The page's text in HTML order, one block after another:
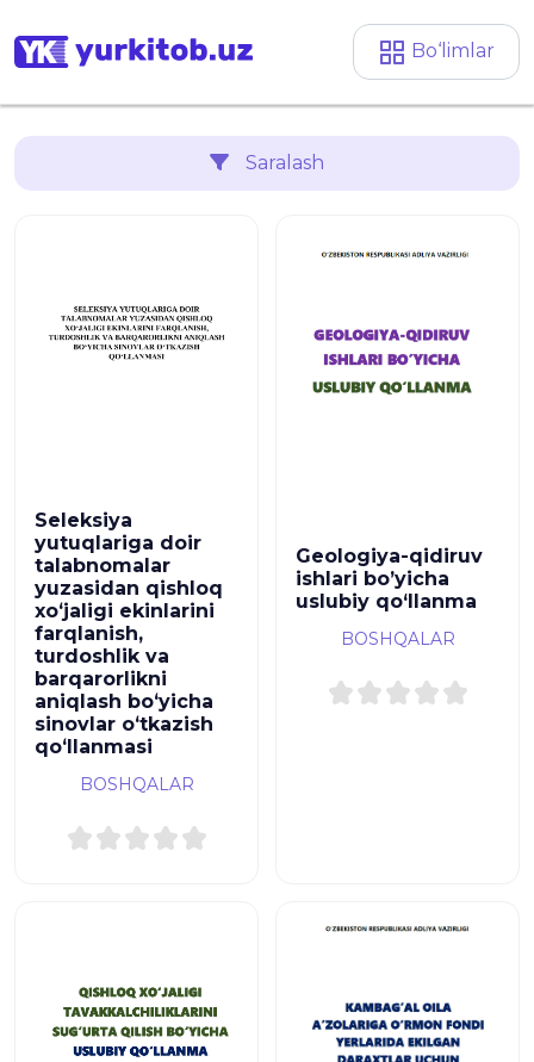
Bo‘limlar
Saralash
Seleksiya
yutuqlariga doir
talabnomalar
yuzasidan qishloq
xoʻjaligi ekinlarini
farqlanish,
turdoshlik va
barqarorlikni
aniqlash boʻyicha
sinovlar oʻtkazish
qoʻllanmasi
BOSHQALAR
Geologiya-qidiruv
ishlari bo’yicha
uslubiy qo‘llanma
BOSHQALAR